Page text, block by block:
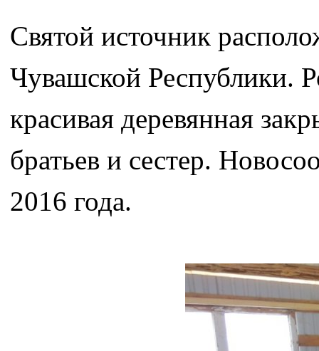
Святой источник
Чувашской Республики.
красивая деревянная
братьев и сестер.
2016 года.